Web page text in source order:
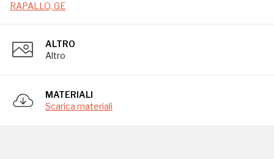
RAPALLO, GE
ALTRO
Altro
MATERIALI
Scarica materiali
L’anfiteatro “Giuseppe Assereto” è inserito nel sito
Saverio e il cimitero dei cani voluto dai Molfino, oltre
il quale si inerpica il sentiero per il vecchio borgo di